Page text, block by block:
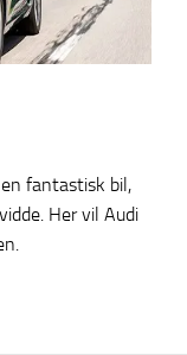
fantastisk bil,
Her vil Audi